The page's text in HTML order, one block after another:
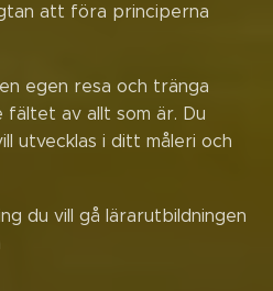
att föra principerna
egen resa och tränga
av allt som är. Du
utvecklas i ditt måleri och
du vill gå lärarutbildningen